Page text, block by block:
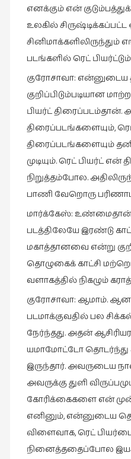
விளையாட்டு
ஷேக்ஸ்பியரின்
உலகம்
எனக்கும் என்
உலகில்
சினிமாக்களிலிருந்தும்
படங்களில் ரெட்
குரோசாவா: என்னுடைய
குறிப்பிடும்படியான
பியர்ட் திரைப்படம்தான்.
திரைப்படங்களையும்,
திரைப்படங்களையும்
முடியும். ரெட் பியர்ட்
நிறுத்தம்போல.
பாணி வேறொரு
மார்க்கேஸ்: உண்மைதான்.
படத்திலேயே இரண்டு
மகாத்தானவை என்று
தொழுகைக் காட்சி
வளாகத்தில் நிகழும்
குரோசாவா: ஆமாம்.
படமாக்குவதில் பல
நேர்ந்தது. அதன்
யமாமோட்டோ தொடர்ந்து
இருந்தார். அவருடைய
அவருக்கு துளி
கோரிக்கைகளை என்
எனினும், என்னுடைய
விளைவாக, ரெட்
நினைத்ததைப்போல இயக்கி